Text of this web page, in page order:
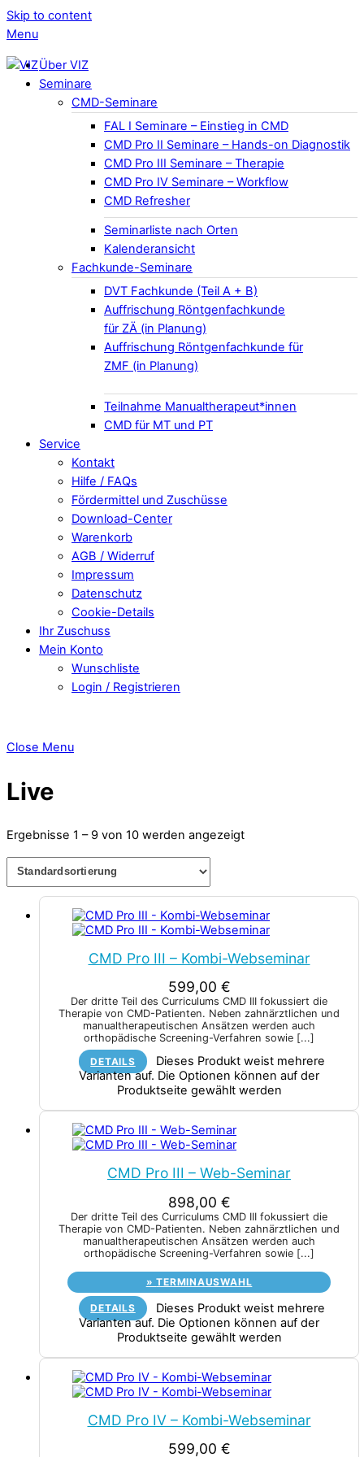
Skip to content
Menu
Über VIZ
Seminare
CMD-Seminare
FAL I Seminare – Einstieg in CMD
CMD Pro II Seminare – Hands-on Diagnostik
CMD Pro III Seminare – Therapie
CMD Pro IV Seminare – Workflow
CMD Refresher
Seminarliste nach Orten
Kalenderansicht
Fachkunde-Seminare
DVT Fachkunde (Teil A + B)
Auffrischung Röntgenfachkunde
für ZÄ (in Planung)
Auffrischung Röntgenfachkunde für
ZMF (in Planung)
Teilnahme Manualtherapeut*innen
CMD für MT und PT
Service
Kontakt
Hilfe / FAQs
Fördermittel und Zuschüsse
Download-Center
Warenkorb
AGB / Widerruf
Impressum
Datenschutz
Cookie-Details
Ihr Zuschuss
Mein Konto
Wunschliste
Login / Registrieren
Close Menu
Live
Ergebnisse 1 – 9 von 10 werden angezeigt
CMD Pro III – Kombi-Webseminar
599,00 €
Der dritte Teil des Curriculums CMD III fokussiert die
Therapie von CMD-Patienten. Neben zahnärztlichen und
manualtherapeutischen Ansätzen werden auch
orthopädische Screening-Verfahren sowie [...]
DETAILS
Dieses Produkt weist mehrere
Varianten auf. Die Optionen können auf der
Produktseite gewählt werden
CMD Pro III – Web-Seminar
898,00 €
Der dritte Teil des Curriculums CMD III fokussiert die
Therapie von CMD-Patienten. Neben zahnärztlichen und
manualtherapeutischen Ansätzen werden auch
orthopädische Screening-Verfahren sowie [...]
»TERMINAUSWAHL
DETAILS
Dieses Produkt weist mehrere
Varianten auf. Die Optionen können auf der
Produktseite gewählt werden
CMD Pro IV – Kombi-Webseminar
599,00 €